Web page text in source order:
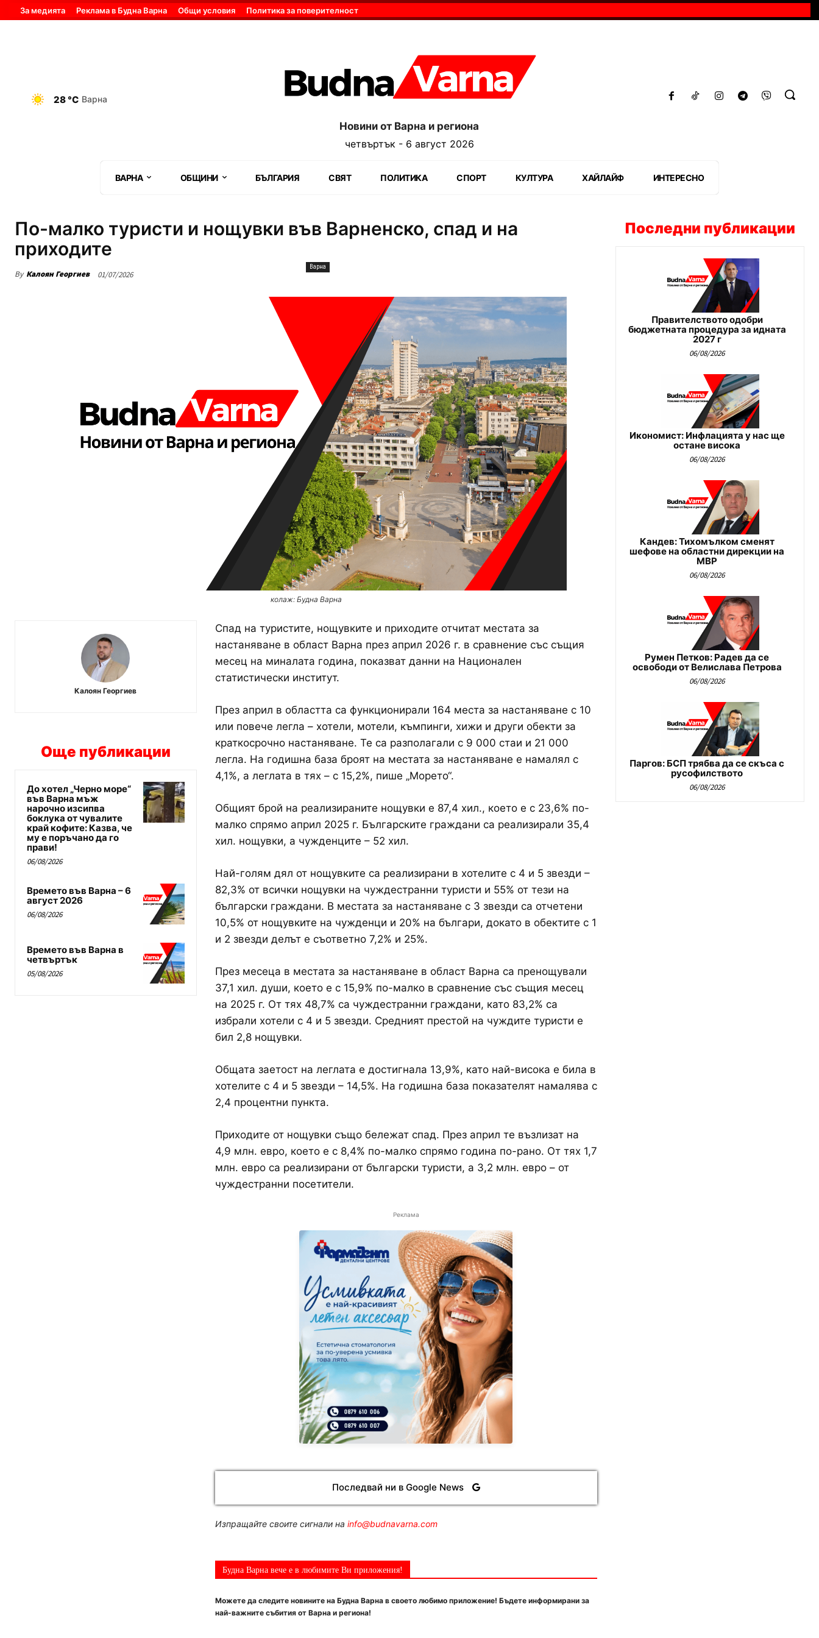
За медията Реклама в Будна Варна Общи условия Политика за поверителност
28 °C Варна
Новини от Варна и региона
четвъртък - 6 август 2026
ВАРНА ОБЩИНИ БЪЛГАРИЯ СВЯТ ПОЛИТИКА СПОРТ КУЛТУРА ХАЙЛАЙФ ИНТЕРЕСНО
По-малко туристи и нощувки във Варненско, спад и на
приходите
By Калоян Георгиев 01/07/2026
Варна
колаж: Будна Варна
Калоян Георгиев
Още публикации
До хотел „Черно море“
във Варна мъж
нарочно изсипва
боклука от чувалите
край кофите: Казва, че
му е поръчано да го
прави!
06/08/2026
Времето във Варна – 6
август 2026
06/08/2026
Времето във Варна в
четвъртък
05/08/2026
Спад на туристите, нощувките и приходите отчитат местата за
настаняване в област Варна през април 2026 г. в сравнение със същия
месец на миналата година, показват данни на Национален
статистически институт.
През април в областта са функционирали 164 места за настаняване с 10
или повече легла – хотели, мотели, къмпинги, хижи и други обекти за
краткосрочно настаняване. Те са разполагали с 9 000 стаи и 21 000
легла. На годишна база броят на местата за настаняване е намалял с
4,1%, а леглата в тях – с 15,2%, пише „Морето“.
Общият брой на реализираните нощувки е 87,4 хил., което е с 23,6% по-
малко спрямо април 2025 г. Българските граждани са реализирали 35,4
хил. нощувки, а чужденците – 52 хил.
Най-голям дял от нощувките са реализирани в хотелите с 4 и 5 звезди –
82,3% от всички нощувки на чуждестранни туристи и 55% от тези на
български граждани. В местата за настаняване с 3 звезди са отчетени
10,5% от нощувките на чужденци и 20% на българи, докато в обектите с 1
и 2 звезди делът е съответно 7,2% и 25%.
През месеца в местата за настаняване в област Варна са пренощували
37,1 хил. души, което е с 15,9% по-малко в сравнение със същия месец
на 2025 г. От тях 48,7% са чуждестранни граждани, като 83,2% са
избрали хотели с 4 и 5 звезди. Средният престой на чуждите туристи е
бил 2,8 нощувки.
Общата заетост на леглата е достигнала 13,9%, като най-висока е била в
хотелите с 4 и 5 звезди – 14,5%. На годишна база показателят намалява с
2,4 процентни пункта.
Приходите от нощувки също бележат спад. През април те възлизат на
4,9 млн. евро, което е с 8,4% по-малко спрямо година по-рано. От тях 1,7
млн. евро са реализирани от български туристи, а 3,2 млн. евро – от
чуждестранни посетители.
Реклама
Последвай ни в Google News
Изпращайте своите сигнали на info@budnavarna.com
Будна Варна вече е в любимите Ви приложения!
Можете да следите новините на Будна Варна в своето любимо приложение! Бъдете информирани за
най-важните събития от Варна и региона!
Последни публикации
Правителството одобри
бюджетната процедура за идната
2027 г
06/08/2026
Икономист: Инфлацията у нас ще
остане висока
06/08/2026
Кандев: Тихомълком сменят
шефове на областни дирекции на
МВР
06/08/2026
Румен Петков: Радев да се
освободи от Велислава Петрова
06/08/2026
Паргов: БСП трябва да се скъса с
русофилството
06/08/2026